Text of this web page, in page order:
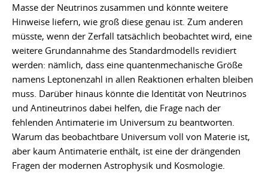
Masse der Neutrinos zusammen und könnte weitere
Hinweise liefern, wie groß diese genau ist. Zum anderen
müsste, wenn der Zerfall tatsächlich beobachtet wird, eine
weitere Grundannahme des Standardmodells revidiert
werden: nämlich, dass eine quantenmechanische Größe
namens Leptonenzahl in allen Reaktionen erhalten bleiben
muss. Darüber hinaus könnte die Identität von Neutrinos
und Antineutrinos dabei helfen, die Frage nach der
fehlenden Antimaterie im Universum zu beantworten.
Warum das beobachtbare Universum voll von Materie ist,
aber kaum Antimaterie enthält, ist eine der drängenden
Fragen der modernen Astrophysik und Kosmologie.